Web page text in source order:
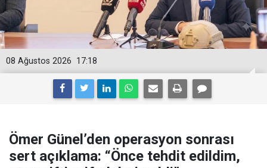
17:18
08 Ağustos 2026
Ömer Günel’den operasyon sonrası
sert açıklama: “Önce tehdit edildim,